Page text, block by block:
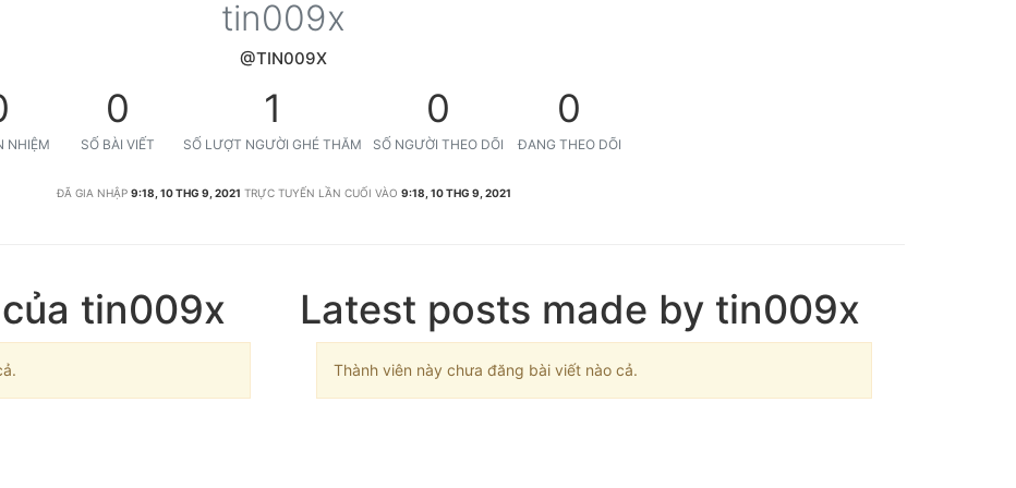
tin009x
@TIN009X
NHIỆM
0
SỐ BÀI VIẾT
1
SỐ LƯỢT NGƯỜI GHÉ THĂM
0
SỐ NGƯỜI THEO DÕI
0
ĐANG THEO DÕI
ĐÃ GIA NHẬP 9:18, 10 THG 9, 2021 TRỰC TUYẾN LẦN CUỐI VÀO 9:18, 10 THG 9, 2021
tin009x Latest posts made by tin009x
Thành viên này chưa đăng bài viết nào cả.